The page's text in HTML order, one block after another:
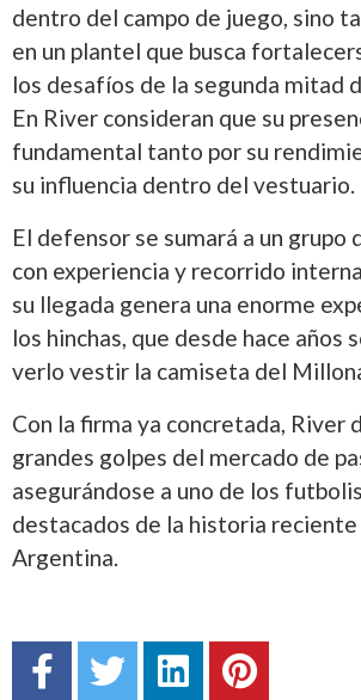
dentro del campo de juego, sino
en un plantel que busca
los desafíos de la segunda mitad
En River consideran que su
fundamental tanto por su
su influencia dentro del vestuario.
El defensor se sumará a un
con experiencia y recorrido
su llegada genera una enorme
los hinchas, que desde hace años
verlo vestir la camiseta del
Con la firma ya concretada, River
grandes golpes del mercado de
asegurándose a uno de los
destacados de la historia reciente
Argentina.